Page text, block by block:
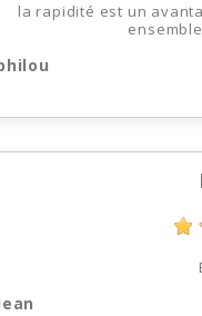
la rapidité est un